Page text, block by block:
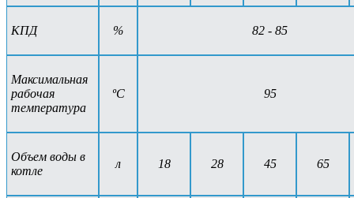
КПД % 82 - 85
Максимальная
рабочая
температура
ºС 95
Объем воды в
котле
л 18 28 45 65